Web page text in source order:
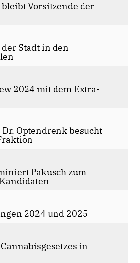
bleibt Vorsitzende der
der Stadt in den
2024 mit dem Extra-
Optendrenk besucht
Pakusch zum
2024 und 2025
in